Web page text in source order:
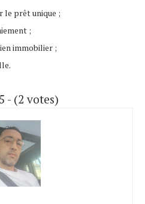
le prêt unique ;
;
immobilier ;
- (2 votes)